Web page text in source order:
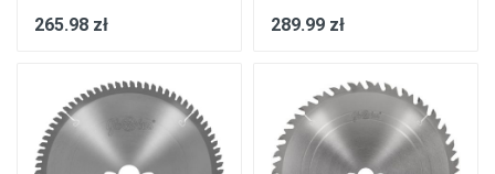
265.98 zł 289.99 zł